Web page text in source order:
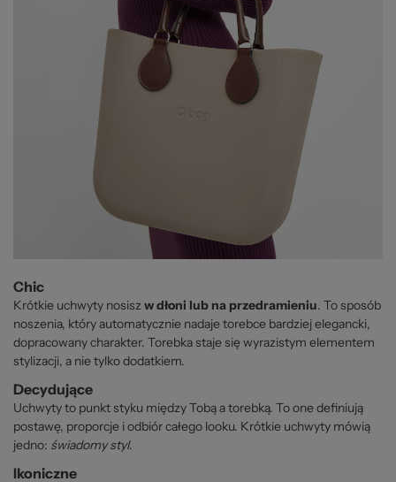
Chic
Krótkie uchwyty nosiszw dłoni lub na przedramieniu. To sposób
noszenia, który automatycznie nadaje torebce bardziej elegancki,
dopracowany charakter. Torebka staje się wyrazistym elementem
stylizacji, a nie tylko dodatkiem.
Decydujące
Uchwyty to punkt styku między Tobą a torebką. To one definiują
postawę, proporcje i odbiór całego looku. Krótkie uchwyty mówią
jedno: świadomy styl.
Ikoniczne